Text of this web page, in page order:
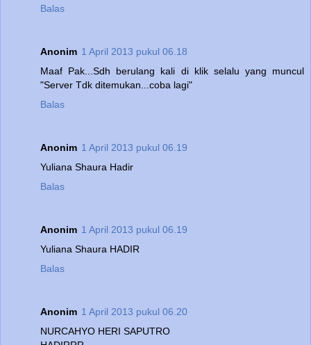
Balas
Anonim 1 April 2013 pukul 06.18
Maaf Pak...Sdh berulang kali di klik selalu yang muncul
"Server Tdk ditemukan...coba lagi"
Balas
Anonim 1 April 2013 pukul 06.19
Yuliana Shaura Hadir
Balas
Anonim 1 April 2013 pukul 06.19
Yuliana Shaura HADIR
Balas
Anonim 1 April 2013 pukul 06.20
NURCAHYO HERI SAPUTRO